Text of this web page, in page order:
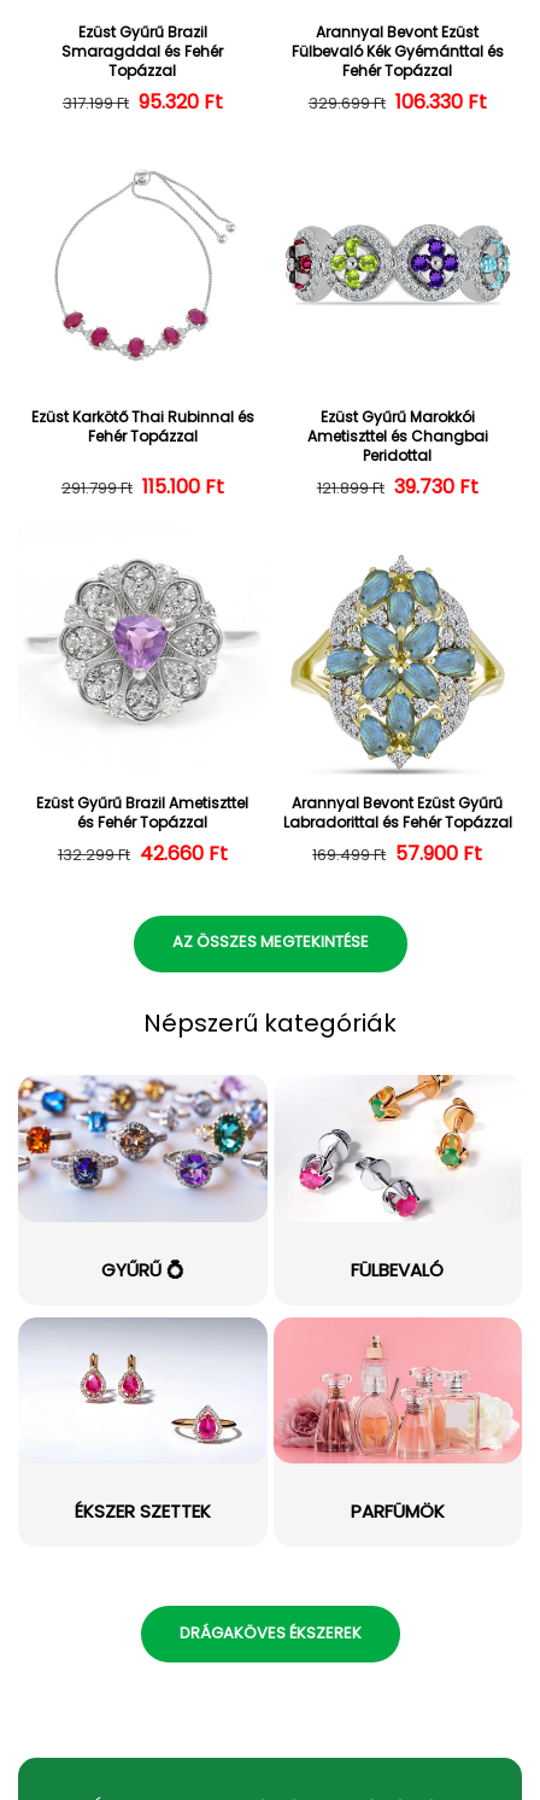
Ezüst Gyűrű Brazil
Smaragddal és Fehér
Topázzal
Normál ár
317.199 Ft Kedvezményes ár
95.320 Ft
Arannyal Bevont Ezüst
Fülbevaló Kék Gyémánttal és
Fehér Topázzal
Normál ár
329.699 Ft 106.330 Ft
Ezüst Karkötő Thai Rubinnal és
Fehér Topázzal
Normál ár
291.799 Ft Kedvezményes ár
115.100 Ft
Ezüst Gyűrű Marokkói
Ametiszttel és Changbai
Peridottal
Normál ár
121.899 Ft 39.730 Ft
Ezüst Gyűrű Brazil Ametiszttel
és Fehér Topázzal
Normál ár
132.299 Ft Kedvezményes ár
42.660 Ft
Arannyal Bevont Ezüst Gyűrű
Labradorittal és Fehér Topázzal
Normál ár
169.499 Ft 57.900 Ft
AZ ÖSSZES MEGTEKINTÉSE
Népszerű kategóriák
GYŰRŰ 💍 FÜLBEVALÓ
ÉKSZER SZETTEK PARFÜMÖK
DRÁGAKÖVES ÉKSZEREK